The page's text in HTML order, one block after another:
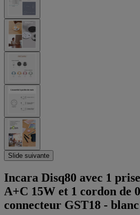
Slide suivante
Incara Disq80 avec 1
A+C 15W et 1 cordon de
connecteur GST18 - blanc